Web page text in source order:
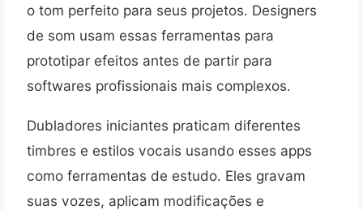
o tom perfeito para seus projetos. Designers
de som usam essas ferramentas para
prototipar efeitos antes de partir para
softwares profissionais mais complexos.
Dubladores iniciantes praticam diferentes
timbres e estilos vocais usando esses apps
como ferramentas de estudo. Eles gravam
suas vozes, aplicam modificações e